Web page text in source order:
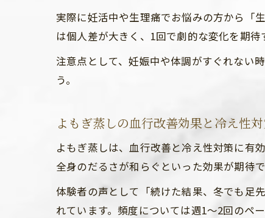
実際に妊活中や生理痛でお悩みの方から「
は個人差が大きく、1回で劇的な変化を期待
注意点として、妊娠中や体調がすぐれない
う。
よもぎ蒸しの血行改善効果と冷え性
よもぎ蒸しは、血行改善と冷え性対策に有
全身のだるさが和らぐといった効果が期待で
体験者の声として「続けた結果、冬でも足
れています。頻度については週1〜2回のペ